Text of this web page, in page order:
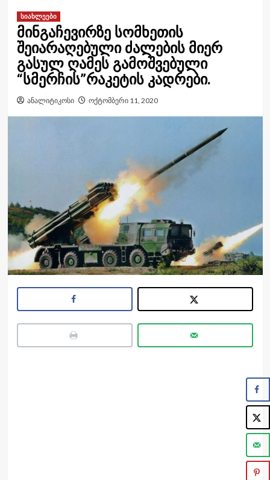
სიახლეები
მინგაჩევირზე სომხეთის
შეიარაღებული ძალების მიერ
გასულ ღამეს გამოშვებული
“სმერჩის”რაკეტის კადრები.
ანალიტიკოსი ოქტომბერი 11, 2020